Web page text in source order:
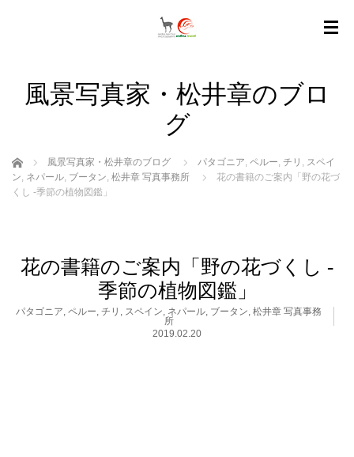
風景写真家・松井章のブロ
グ
ホーム 風景写真家・松井章のブログ パタゴニア, ペルー, チリ , スペイ
ン, ネパール, ブータン, 松井章 写真事務所
花の書籍のご案内「野の花づ
くし -季節の植物図鑑」
花の書籍のご案内「野の花づくし -
季節の植物図鑑」
パタゴニア, ペルー, チリ , スペイン, ネパール, ブータン, 松井章 写真事務
所
2019.02.20